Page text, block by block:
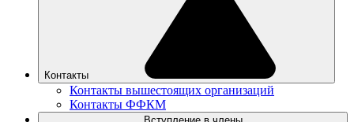
Контакты
Контакты вышестоящих организаций
Контакты ФФКМ